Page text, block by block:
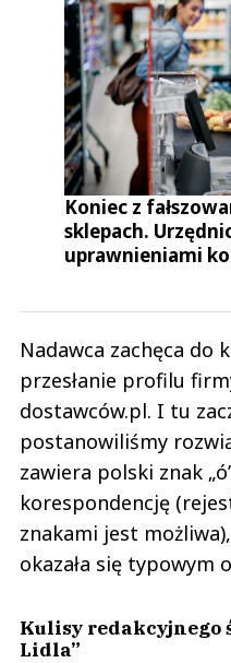
Koniec z
sklepach.
uprawnieniami
Nadawca zachęca do
przesłanie profilu
dostawców.pl. I tu
postanowiliśmy
zawiera polski znak
korespondencję
znakami jest
okazała się typowym
Kulisy redakcyjnego
Lidla”